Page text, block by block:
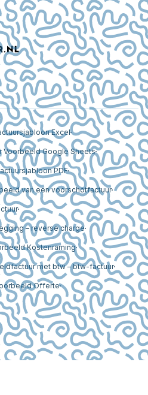
Excel
Voorbeeld Google Sheets
PDF
van een voorschotfactuur
– reverse charge
Kostenraming
met btw – btw-factuur
Offerte